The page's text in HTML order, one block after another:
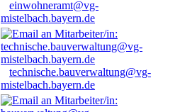
einwohneramt@vg-
mistelbach.bayern.de
technische.bauverwaltung@vg-
mistelbach.bayern.de